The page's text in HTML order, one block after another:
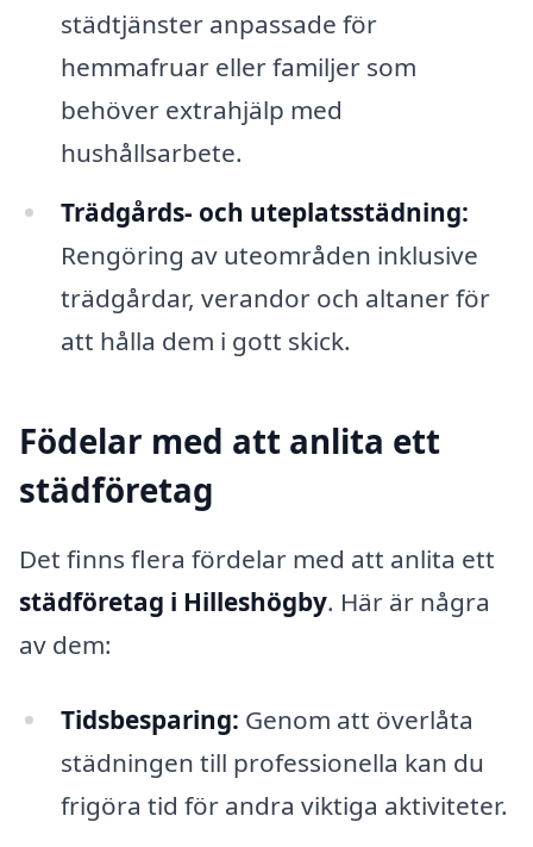
städtjänster anpassade för
hemmafruar eller familjer som
behöver extrahjälp med
hushållsarbete.
Trädgårds- och uteplatsstädning:
Rengöring av uteområden inklusive
trädgårdar, verandor och altaner för
att hålla dem i gott skick.
Födelar med att anlita ett
städföretag
Det finns flera fördelar med att anlita ett
städföretag i Hilleshögby. Här är några
av dem:
Tidsbesparing: Genom att överlåta
städningen till professionella kan du
frigöra tid för andra viktiga aktiviteter.